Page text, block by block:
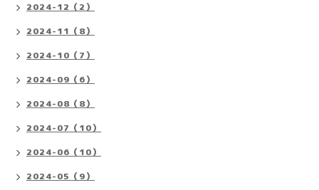
2024-12（2）
2024-11（8）
2024-10（7）
2024-09（6）
2024-08（8）
2024-07（10）
2024-06（10）
2024-05（9）